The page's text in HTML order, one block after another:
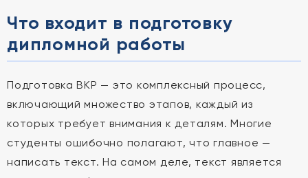
Что входит в подготовку
дипломной работы
Подготовка ВКР — это комплексный процесс,
включающий множество этапов, каждый из
которых требует внимания к деталям. Многие
студенты ошибочно полагают, что главное —
написать текст. На самом деле, текст является